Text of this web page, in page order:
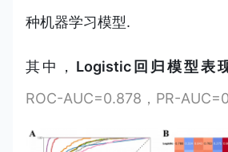
种机器学习模型.
其中， Logistic回归模型表
ROC-AUC=0.878，PR-